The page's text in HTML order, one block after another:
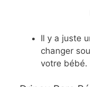
Il y a juste
changer
votre bébé.